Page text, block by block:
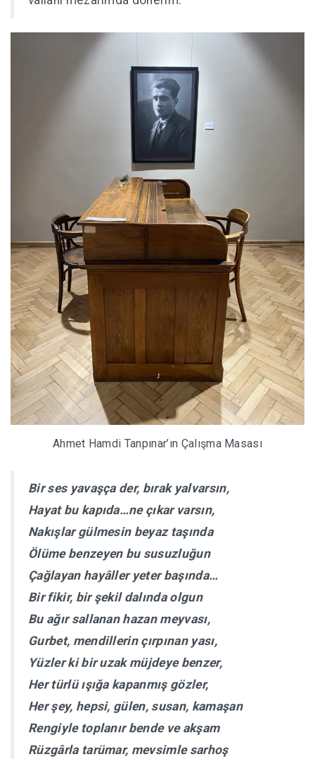
Ahmet Hamdi Tanpınar’ın Çalışma Masası
Bir ses yavaşça der, bırak yalvarsın,
Hayat bu kapıda…ne çıkar varsın,
Nakışlar gülmesin beyaz taşında
Ölüme benzeyen bu susuzluğun
Çağlayan hayâller yeter başında…
Bir fikir, bir şekil dalında olgun
Bu ağır sallanan hazan meyvası,
Gurbet, mendillerin çırpınan yası,
Yüzler ki bir uzak müjdeye benzer,
Her türlü ışığa kapanmış gözler,
Her şey, hepsi, gülen, susan, kamaşan
Rengiyle toplanır bende ve akşam
Rüzgârla tarümar, mevsimle sarhoş